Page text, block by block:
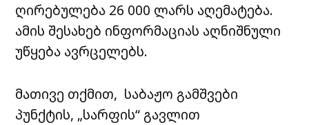
ღირებულება 26 000 ლარს აღემატება.
ამის შესახებ ინფორმაციას აღნიშნული
უწყება ავრცელებს.
მათივე თქმით, საბაჟო გამშვები
პუნქტის, „სარფის“ გავლით